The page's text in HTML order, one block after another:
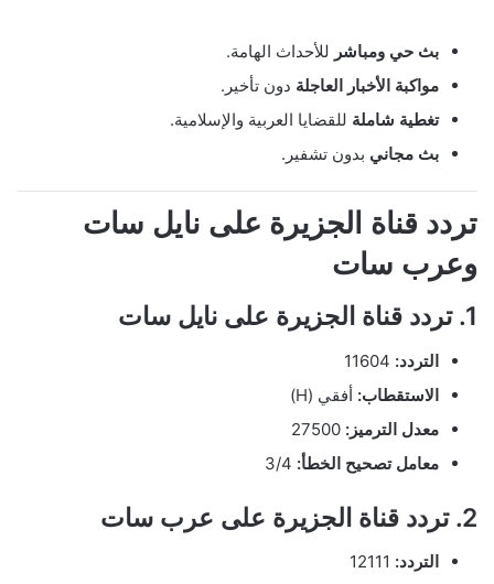
بث حي ومباشر للأحداث الهامة.
مواكبة الأخبار العاجلة دون تأخير.
تغطية شاملة للقضايا العربية والإسلامية.
بث مجاني بدون تشفير.
تردد قناة الجزيرة على نايل سات
وعرب سات
1. تردد قناة الجزيرة على نايل سات
التردد:
الاستقطاب: أفقي (H)
معدل الترميز:
معامل تصحيح الخطأ:
2. تردد قناة الجزيرة على عرب سات
التردد: